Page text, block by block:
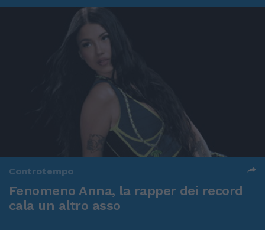
Controtempo
Fenomeno Anna, la rapper dei record
cala un altro asso